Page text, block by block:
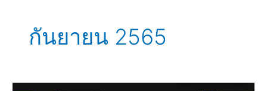
กันยายน 2565